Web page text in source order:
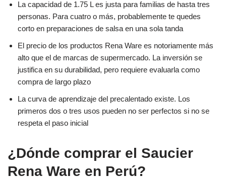
La capacidad de 1.75 L es justa para familias de hasta tres
personas. Para cuatro o más, probablemente te quedes
corto en preparaciones de salsa en una sola tanda
El precio de los productos Rena Ware es notoriamente más
alto que el de marcas de supermercado. La inversión se
justifica en su durabilidad, pero requiere evaluarla como
compra de largo plazo
La curva de aprendizaje del precalentado existe. Los
primeros dos o tres usos pueden no ser perfectos si no se
respeta el paso inicial
¿Dónde comprar el Saucier
Rena Ware en Perú?